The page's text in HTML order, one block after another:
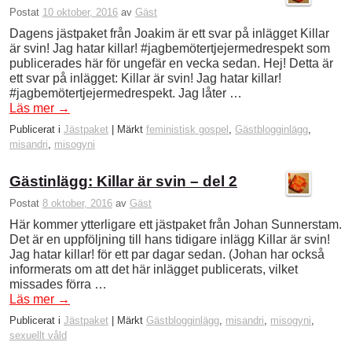
Postat 10 oktober, 2016 av Gäst
Dagens jästpaket från Joakim är ett svar på inlägget Killar
är svin! Jag hatar killar! #jagbemötertjejermedrespekt som
publicerades här för ungefär en vecka sedan. Hej! Detta är
ett svar på inlägget: Killar är svin! Jag hatar killar!
#jagbemötertjejermedrespekt. Jag låter …
Läs mer →
Publicerat i Jästpaket Märkt feministisk gospel , Gästblogginlägg,
misandri, misogyni
Gästinlägg: Killar är svin – del 2
Postat 8 oktober, 2016 av Gäst
Här kommer ytterligare ett jästpaket från Johan Sunnerstam.
Det är en uppföljning till hans tidigare inlägg Killar är svin!
Jag hatar killar! för ett par dagar sedan. (Johan har också
informerats om att det här inlägget publicerats, vilket
missades förra …
Läs mer →
Publicerat i Jästpaket | Märkt Gästblogginlägg misandri misogyni
sexuellt våld